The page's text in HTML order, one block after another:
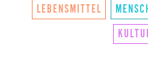
LEBENSMITTEL